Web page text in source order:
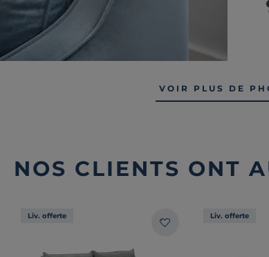
VOIR PLUS DE
NOS CLIENTS ONT
Liv. offerte Liv. offerte